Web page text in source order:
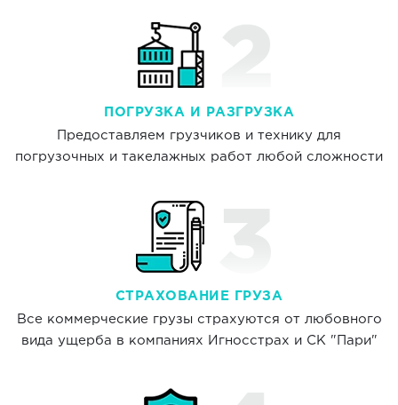
ПОГРУЗКА И РАЗГРУЗКА
Предоставляем грузчиков и технику для
погрузочных и такелажных работ любой сложности
СТРАХОВАНИЕ ГРУЗА
Все коммерческие грузы страхуются от любовного
вида ущерба в компаниях Игносстрах и СК "Пари"